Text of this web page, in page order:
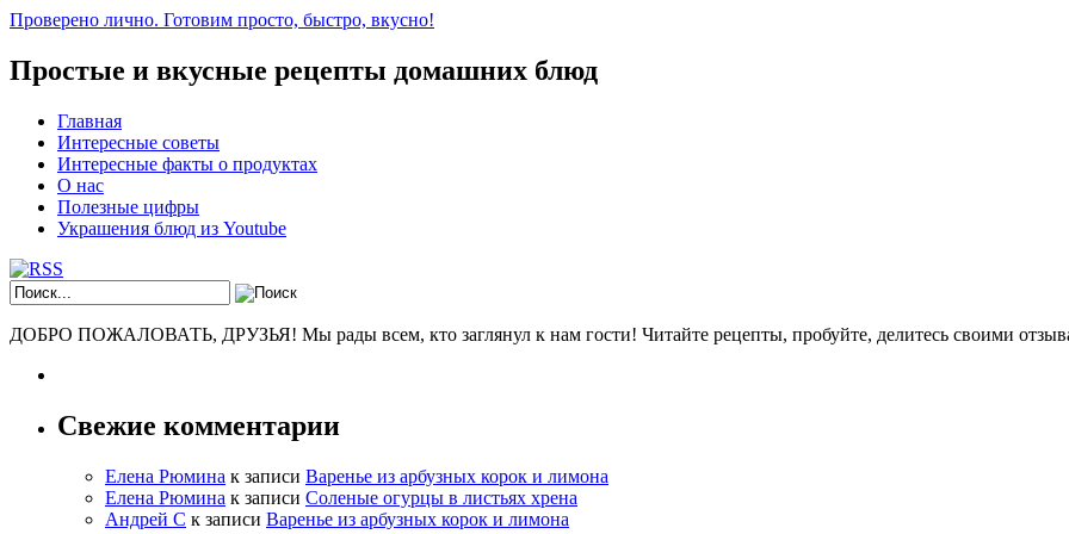
Проверено лично. Готовим просто, быстро, вкусно!
Простые и вкусные рецепты домашних блюд
Главная
Интересные советы
Интересные факты о продуктах
О нас
Полезные цифры
Украшения блюд из Youtube
ДОБРО ПОЖАЛОВАТЬ, ДРУЗЬЯ! Мы рады всем, кто заглянул к нам гости! Читайте рецепты, пробуйте, делитесь своими
Свежие комментарии
Елена Рюмина к записи Варенье из арбузных корок и лимона
Елена Рюмина к записи Соленые огурцы в листьях хрена
Андрей С к записи Варенье из арбузных корок и лимона